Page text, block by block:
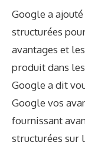
Google a
structurées
avantages et
produit dans
Google a dit
Google vos
fournissant
structurées sur